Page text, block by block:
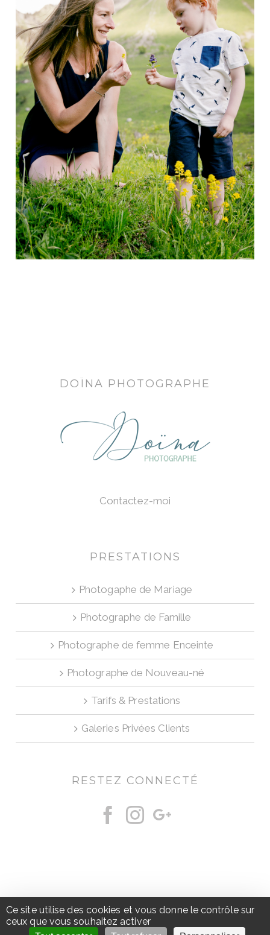
DOÏNA PHOTOGRAPHE
Contactez-moi
PRESTATIONS
Photogaphe de Mariage
Photographe de Famille
Photographe de femme Enceinte
Photographe de Nouveau-né
Tarifs & Prestations
Galeries Privées Clients
RESTEZ CONNECTÉ
© Copyright | Doiina Photographe Annecy |
Mentions
Légales | Politique de confidentialité
Ce site utilise des cookies et vous donne le contrôle sur
ceux que vous souhaitez activer